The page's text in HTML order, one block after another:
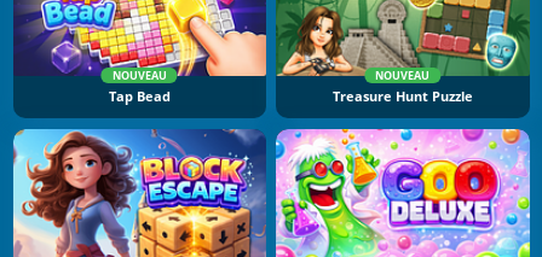
NOUVEAU
Tap Bead
NOUVEAU
Treasure Hunt Puzzle